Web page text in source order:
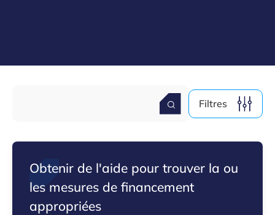
Filtres
Obtenir de l'aide pour trouver la ou
les mesures de financement
appropriées